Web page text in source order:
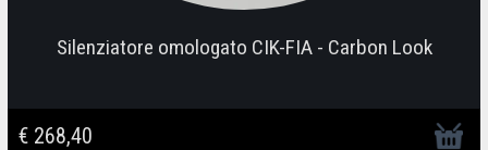
Silenziatore omologato CIK-FIA - Carbon Look
€ 268,40